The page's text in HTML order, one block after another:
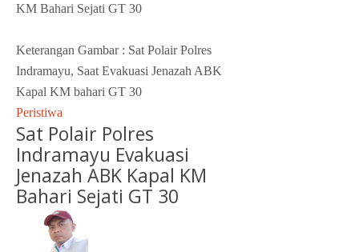
KM Bahari Sejati GT 30
Keterangan Gambar : Sat Polair Polres
Indramayu, Saat Evakuasi Jenazah ABK
Kapal KM bahari GT 30
Peristiwa
Sat Polair Polres
Indramayu Evakuasi
Jenazah ABK Kapal KM
Bahari Sejati GT 30